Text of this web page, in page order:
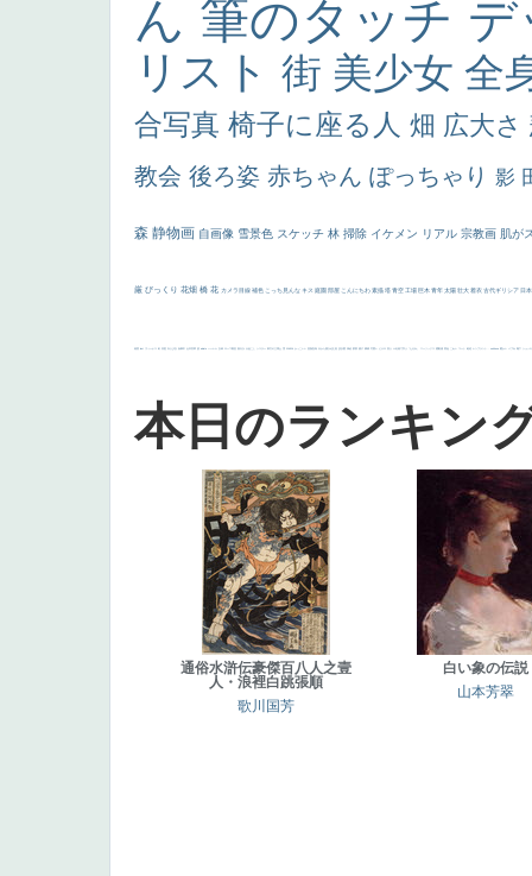
ん 筆のタッチ
リスト 街 美少女 全
合写真 椅子に座る人 畑 広大さ
教会 後ろ姿 赤ちゃん ぽっちゃり 影
森 静物画 自画像 雪景色 スケッチ 林 掃除 イケメン リアル 宗教画 肌が
厳 びっくり 花畑 橋 花 カメラ目線 補色 こっち見んな キス 庭園 部屋 こんにちわ 素描 塔 青空 工場 巨木 青年 太陽 壮大 着衣 古代ギリシア 日
画質 last ヴィーナス 剣 白人少女 食事中 山本芳翠 麦 alciato ハーレム 女神 ローマ教皇 奥行き 火起こし シスター 東方の三博士 114514 かっこいい 受胎告知 天から覗き込む顔 設計図 挿絵 群衆 親子 裸婦 可愛い ピサロ ＃名画で学ぶ「たるみ」 ニーソックス 躍動感 黄色 こわい コート 畦道 レンブラント・ sekkusu 暖かい バブみ 靴下 ショッ
本日のランキン
通俗水滸伝豪傑百八人之壹
人・浪裡白跳張順
歌川国芳
白い象の伝説
山本芳翠